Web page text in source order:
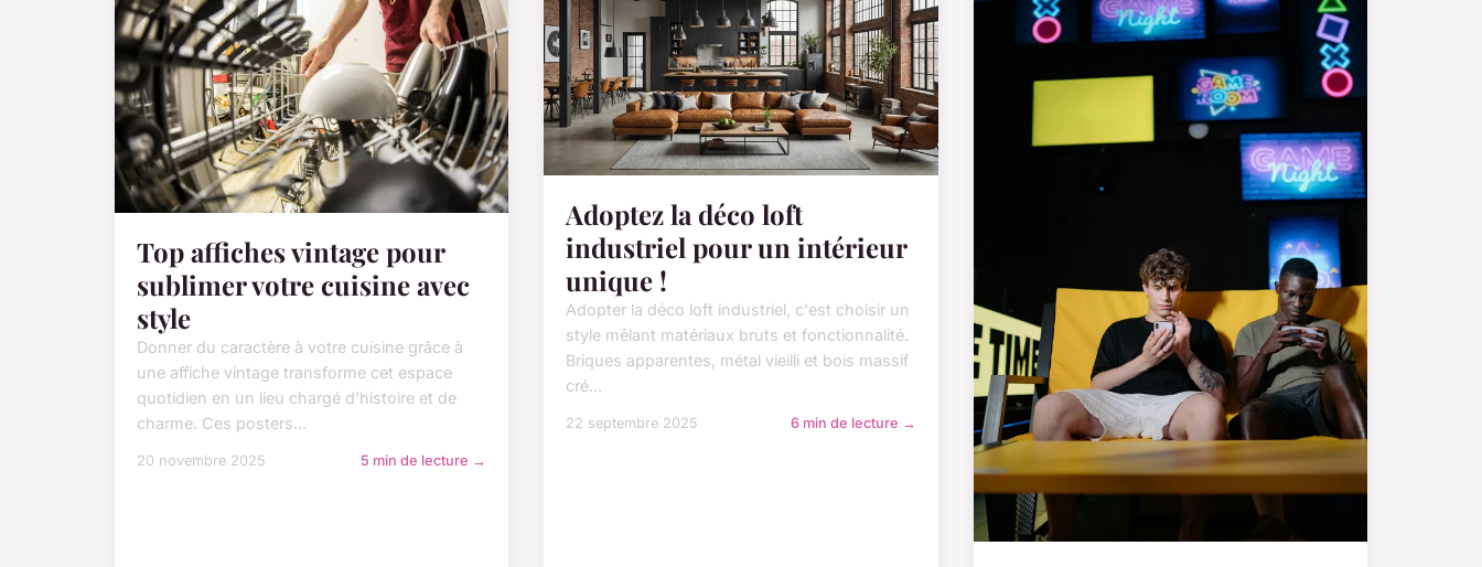
Top affiches vintage pour
sublimer votre cuisine avec
style
Donner du caractère à votre cuisine grâce à
une affiche vintage transforme cet espace
quotidien en un lieu chargé d'histoire et de
charme. Ces posters...
20 novembre 2025 5 min de lecture →
Adoptez la déco loft
industriel pour un intérieur
unique !
Adopter la déco loft industriel, c'est choisir un
style mêlant matériaux bruts et fonctionnalité.
Briques apparentes, métal vieilli et bois massif
cré...
22 septembre 2025 6 min de lecture →